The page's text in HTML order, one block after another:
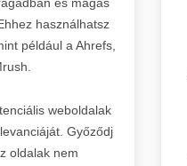
használhatsz
például a Ahrefs,
weboldalak
Győződj
oldalak nem